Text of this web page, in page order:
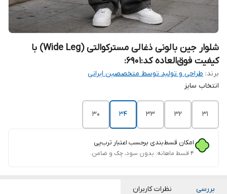
شلوار جین بالونی ذغالی مسترکوالتی (Wide Leg) با
کیفیت فوق‌العاده کد:۶۹۰۱:
برند: طراحی و تولید توسط متخصصین ایرانی
انتخاب سایز
۳۱ ۳۲ ۳۳ ۳۴ ۳۰
امکان قسط‌بندی برحسب اعتبار ترب‌پی
۴ قسط ماهانه. بدون سود، چک و ضامن.
بررسی نظرات کاربران